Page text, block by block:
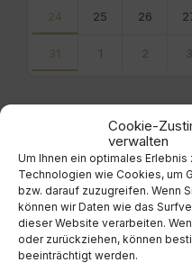
Cookie-
verwalten
Um Ihnen ein optimales
Technologien wie Cookies, um
bzw. darauf zuzugreifen. Wenn
können wir Daten wie das
dieser Website verarbeiten.
oder zurückziehen, können
beeinträchtigt werden.
24 25 26
31 1 2 3
Filter
Von: